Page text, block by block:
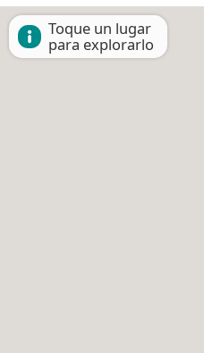
Toque un lugar
para explorarlo